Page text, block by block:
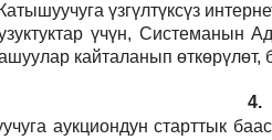
үзгүлтүксүз
үчүн, Системанын
кайталанып
4.
аукциондун старттык